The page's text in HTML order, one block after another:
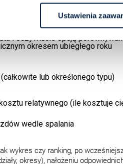
Ustawienia
kontekstu dodatkowych
lub pojazdu, zatankowane
i oczywiście opcją
okresem ubiegłego roku
lub określonego typu)
relatywnego (ile kosztuje
wedle spalania
wykres czy ranking, po
okresy), nałożeniu